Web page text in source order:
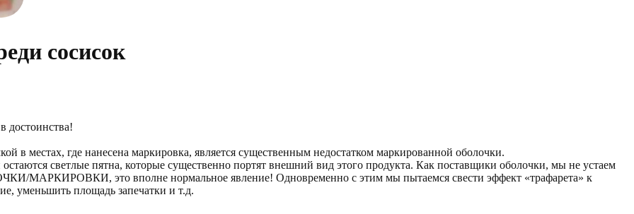
сосисок
достоинства!
в местах, где нанесена маркировка, является существенным недостатком маркированной оболочки.
светлые пятна, которые существенно портят внешний вид этого продукта. Как поставщики оболочки, мы не устаем
это вполне нормальное явление! Одновременно с этим мы пытаемся свести эффект «трафарета» к
уменьшить площадь запечатки и т.д.